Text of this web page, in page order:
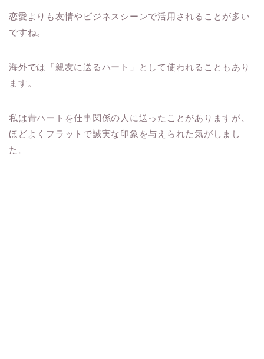
恋愛よりも友情やビジネスシーンで活用されることが多い
ですね。
海外では「親友に送るハート」として使われることもあり
ます。
私は青ハートを仕事関係の人に送ったことがありますが、
ほどよくフラットで誠実な印象を与えられた気がしまし
た。